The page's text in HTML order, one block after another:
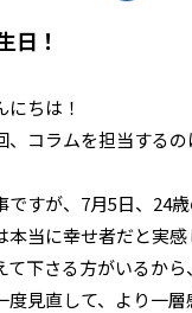
日！
にちは！
、コラムを担当するの
ですが、7月5日、24
本当に幸せ者だと実感
て下さる方がいるか
度見直して、より一